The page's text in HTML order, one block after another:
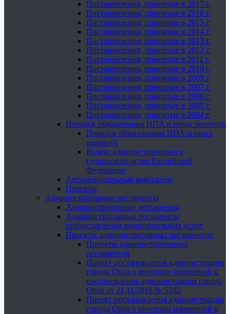
Постановления, принятые в 2017 г.
Постановления, принятые в 2016 г.
Постановления, принятые в 2015 г.
Постановления, принятые в 2014 г.
Постановления, принятые в 2013 г.
Постановления, принятые в 2012 г.
Постановления, принятые в 2011 г.
Постановления, принятые в 2010 г.
Постановления, принятые в 2009 г.
Постановления, принятые в 2007 г.
Постановления, принятые в 2006 г.
Постановления, принятые в 2005 г.
Постановления, принятые в 2004 г.
Порядок обжалования НПА и иных решений
Порядок обжалования НПА и иных
решений
Кодекс административного
судопроизводства Российской
Федерации
Антимонопольный комплаенс
Проекты
Административные регламенты
Административные регламенты
Административные регламенты
предоставления муниципальных услуг
Проекты административных регламентов
Проекты административных
регламентов
Проект постановления администрации
города Орла о внесении изменений в
постановление администрации города
Орла от 21.11.2016 № 5282
Проект постановления администрации
города Орла о внесении изменений в